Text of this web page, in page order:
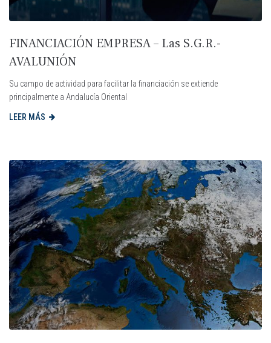
FINANCIACIÓN EMPRESA – Las S.G.R.-
AVALUNIÓN
Su campo de actividad para facilitar la financiación se extiende
principalmente a Andalucía Oriental
LEER MÁS